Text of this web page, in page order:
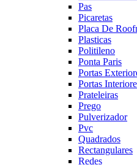
Pas
Picaretas
Placa De
Plasticas
Politileno
Ponta Paris
Portas
Portas
Prateleiras
Prego
Pulverizador
Pvc
Quadrados
Rectangulares
Redes